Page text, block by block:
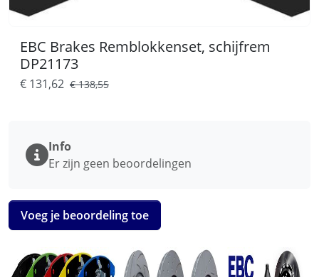
EBC Brakes Remblokkenset, schijfrem
DP21173
€ 131,62 € 138,55
Info
Er zijn geen beoordelingen
Voeg je beoordeling toe